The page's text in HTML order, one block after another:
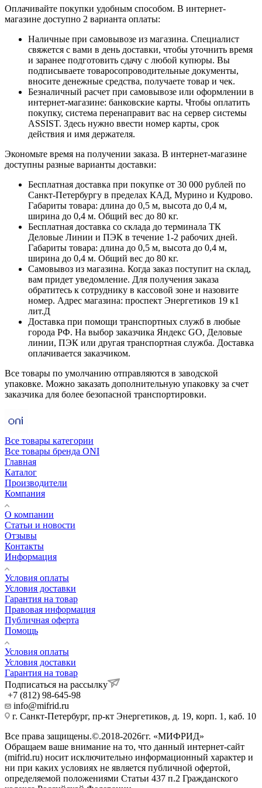
Оплачивайте покупки удобным способом. В интернет-
магазине доступно 2 варианта оплаты:
Наличные при самовывозе из магазина. Специалист
свяжется с вами в день доставки, чтобы уточнить время
и заранее подготовить сдачу с любой купюры. Вы
подписываете товаросопроводительные документы,
вносите денежные средства, получаете товар и чек.
Безналичный расчет при самовывозе или оформлении в
интернет-магазине: банковские карты. Чтобы оплатить
покупку, система перенаправит вас на сервер системы
ASSIST. Здесь нужно ввести номер карты, срок
действия и имя держателя.
Экономьте время на получении заказа. В интернет-магазине
доступны разные варианты доставки:
Бесплатная доставка при покупке от 30 000 рублей по
Санкт-Петербургу в пределах КАД, Мурино и Кудрово.
Габариты товара: длина до 0,5 м, высота до 0,4 м,
ширина до 0,4 м. Общий вес до 80 кг.
Бесплатная доставка со склада до терминала ТК
Деловые Линии и ПЭК в течение 1-2 рабочих дней.
Габариты товара: длина до 0,5 м, высота до 0,4 м,
ширина до 0,4 м. Общий вес до 80 кг.
Самовывоз из магазина. Когда заказ поступит на склад,
вам придет уведомление. Для получения заказа
обратитесь к сотруднику в кассовой зоне и назовите
номер. Адрес магазина: проспект Энергетиков 19 к1
лит.Д
Доставка при помощи транспортных служб в любые
города РФ. На выбор заказчика Яндекс GO, Деловые
линии, ПЭК или другая транспортная служба. Доставка
оплачивается заказчиком.
Все товары по умолчанию отправляются в заводской
упаковке. Можно заказать дополнительную упаковку за счет
заказчика для более безопасной транспортировки.
Все товары категории
Все товары бренда ONI
Главная
Каталог
Производители
Компания
О компании
Статьи и новости
Отзывы
Контакты
Информация
Условия оплаты
Условия доставки
Гарантия на товар
Правовая информация
Публичная оферта
Помощь
Условия оплаты
Условия доставки
Гарантия на товар
Подписаться на рассылку
+7 (812) 98-645-98
info@mifrid.ru
г. Санкт-Петербург, пр-кт Энергетиков, д. 19, корп. 1, каб. 10
Все права защищены.©.2018-2026гг. «МИФРИД»
Обращаем ваше внимание на то, что данный интернет-сайт
(mifrid.ru) носит исключительно информационный характер и
ни при каких условиях не является публичной офертой,
определяемой положениями Статьи 437 п.2 Гражданского